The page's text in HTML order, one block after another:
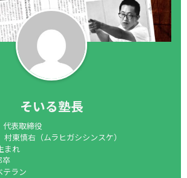
そいる塾長
表取締役
東慎右（ムラヒガシシンスケ）
まれ
卒
ラン